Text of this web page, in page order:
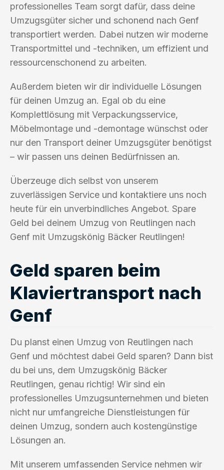
professionelles Team sorgt dafür, dass deine
Umzugsgüter sicher und schonend nach Genf
transportiert werden. Dabei nutzen wir moderne
Transportmittel und -techniken, um effizient und
ressourcenschonend zu arbeiten.
Außerdem bieten wir dir individuelle Lösungen
für deinen Umzug an. Egal ob du eine
Komplettlösung mit Verpackungsservice,
Möbelmontage und -demontage wünschst oder
nur den Transport deiner Umzugsgüter benötigst
– wir passen uns deinen Bedürfnissen an.
Überzeuge dich selbst von unserem
zuverlässigen Service und kontaktiere uns noch
heute für ein unverbindliches Angebot. Spare
Geld bei deinem Umzug von Reutlingen nach
Genf mit Umzugskönig Bäcker Reutlingen!
Geld sparen beim
Klaviertransport nach
Genf
Du planst einen Umzug von Reutlingen nach
Genf und möchtest dabei Geld sparen? Dann bist
du bei uns, dem Umzugskönig Bäcker
Reutlingen, genau richtig! Wir sind ein
professionelles Umzugsunternehmen und bieten
nicht nur umfangreiche Dienstleistungen für
deinen Umzug, sondern auch kostengünstige
Lösungen an.
Mit unserem umfassenden Service nehmen wir